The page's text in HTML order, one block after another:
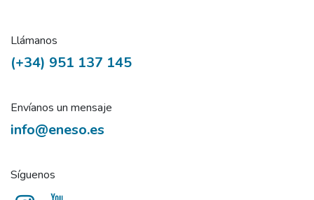
Llámanos
(+34) 951 137 145
Envíanos un mensaje
info@eneso.es
Síguenos